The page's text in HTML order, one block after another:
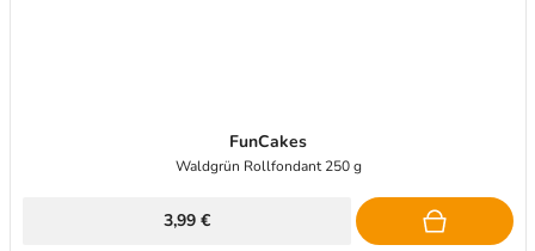
FunCakes
Waldgrün Rollfondant 250 g
3,99 €